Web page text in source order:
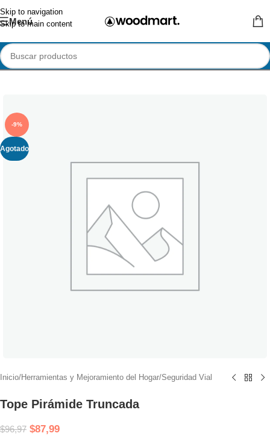
Skip to navigation
Skip to main content
Menú
-9%
Agotado
Inicio/Herramientas y Mejoramiento del Hogar/Seguridad Vial
Tope Pirámide Truncada
$96,97 $87,99